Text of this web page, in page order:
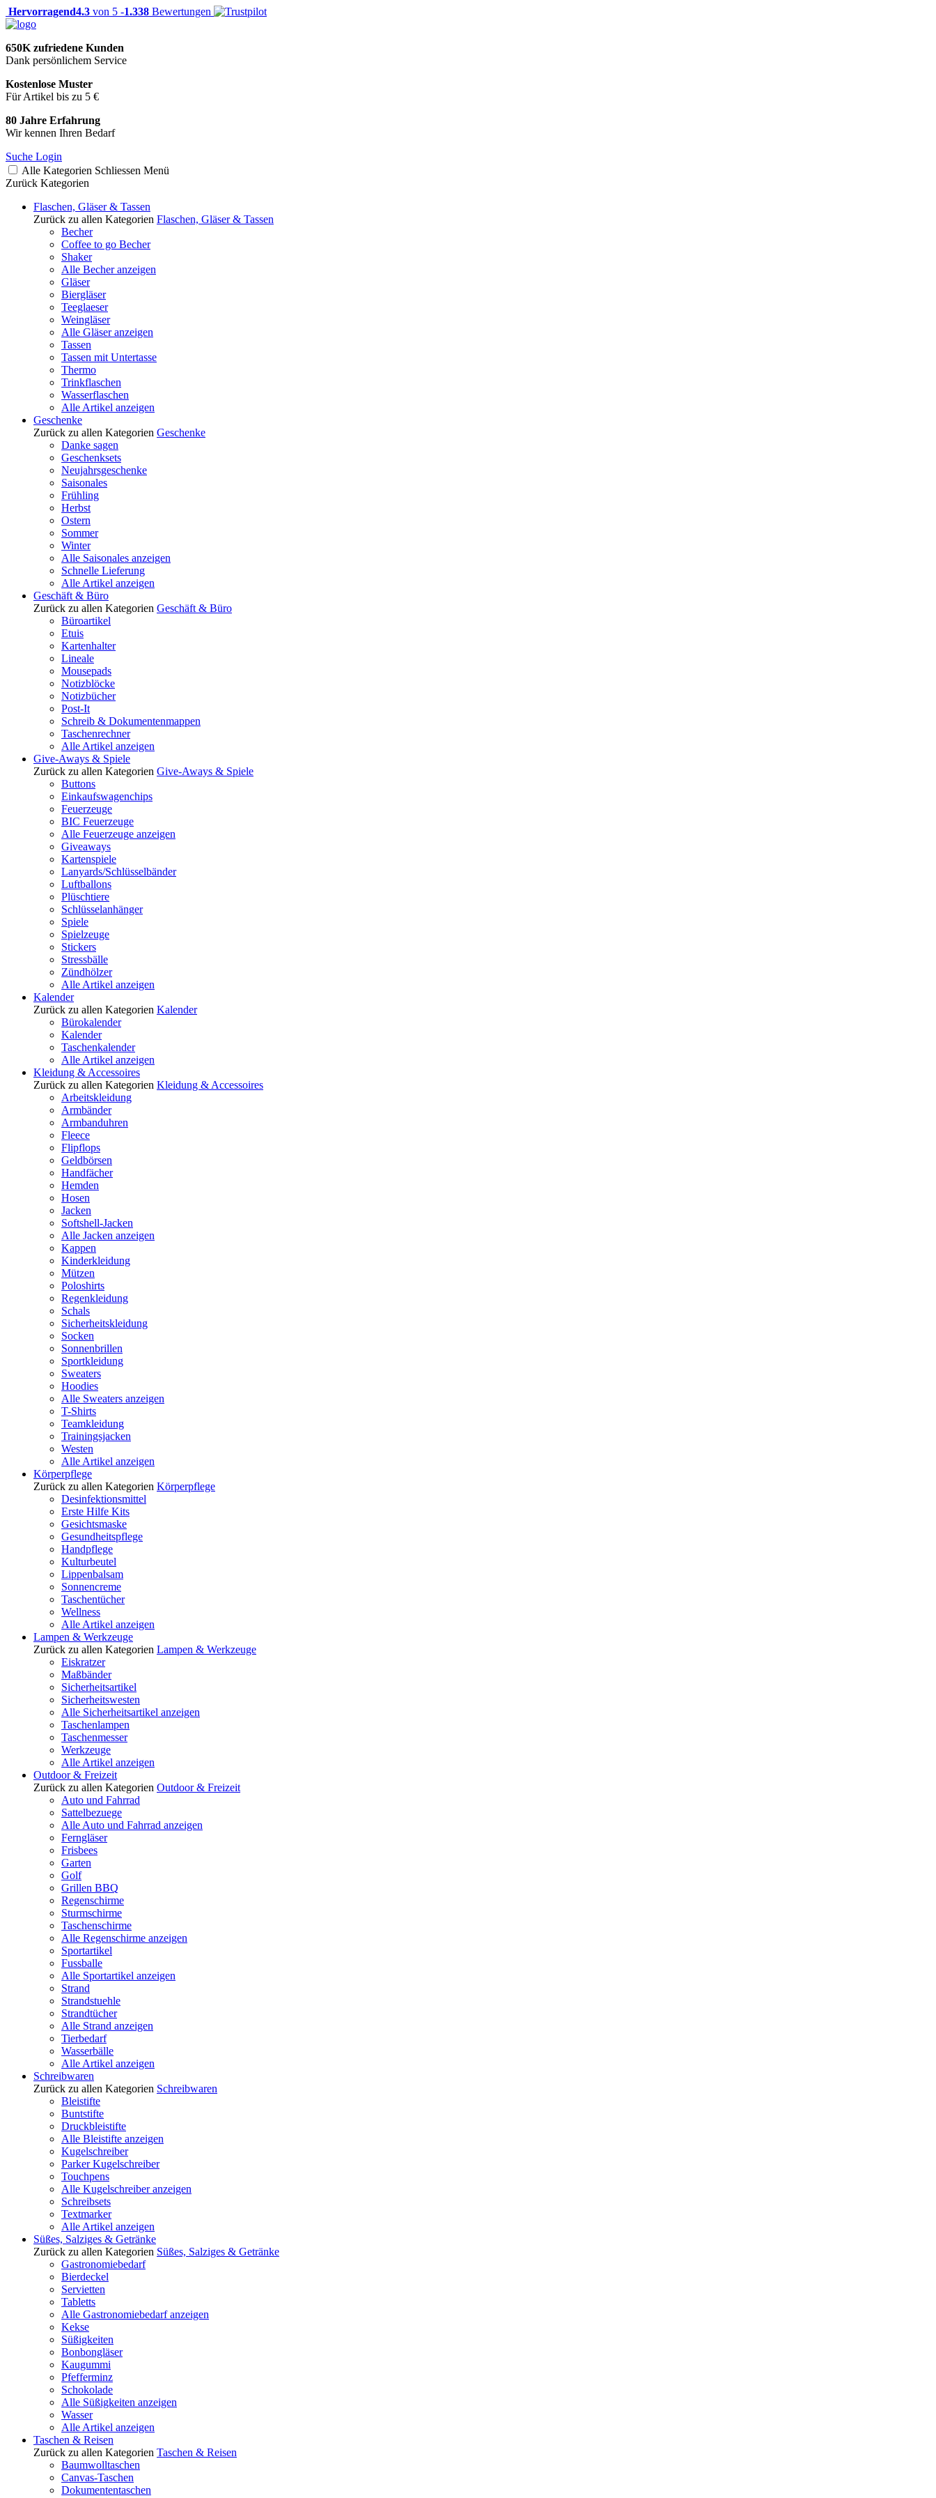
Hervorragend4.3 von 5 -1.338 Bewertungen
650K zufriedene Kunden
Dank persönlichem Service
Kostenlose Muster
Für Artikel bis zu 5 €
80 Jahre Erfahrung
Wir kennen Ihren Bedarf
Suche Login
Alle Kategorien Schliessen Menü
Zurück Kategorien
Flaschen, Gläser & Tassen
Zurück zu allen Kategorien Flaschen, Gläser & Tassen
Becher
Coffee to go Becher
Shaker
Alle Becher anzeigen
Gläser
Biergläser
Teeglaeser
Weingläser
Alle Gläser anzeigen
Tassen
Tassen mit Untertasse
Thermo
Trinkflaschen
Wasserflaschen
Alle Artikel anzeigen
Geschenke
Zurück zu allen Kategorien Geschenke
Danke sagen
Geschenksets
Neujahrsgeschenke
Saisonales
Frühling
Herbst
Ostern
Sommer
Winter
Alle Saisonales anzeigen
Schnelle Lieferung
Alle Artikel anzeigen
Geschäft & Büro
Zurück zu allen Kategorien Geschäft & Büro
Büroartikel
Etuis
Kartenhalter
Lineale
Mousepads
Notizblöcke
Notizbücher
Post-It
Schreib & Dokumentenmappen
Taschenrechner
Alle Artikel anzeigen
Give-Aways & Spiele
Zurück zu allen Kategorien Give-Aways & Spiele
Buttons
Einkaufswagenchips
Feuerzeuge
BIC Feuerzeuge
Alle Feuerzeuge anzeigen
Giveaways
Kartenspiele
Lanyards/Schlüsselbänder
Luftballons
Plüschtiere
Schlüsselanhänger
Spiele
Spielzeuge
Stickers
Stressbälle
Zündhölzer
Alle Artikel anzeigen
Kalender
Zurück zu allen Kategorien Kalender
Bürokalender
Kalender
Taschenkalender
Alle Artikel anzeigen
Kleidung & Accessoires
Zurück zu allen Kategorien Kleidung & Accessoires
Arbeitskleidung
Armbänder
Armbanduhren
Fleece
Flipflops
Geldbörsen
Handfächer
Hemden
Hosen
Jacken
Softshell-Jacken
Alle Jacken anzeigen
Kappen
Kinderkleidung
Mützen
Poloshirts
Regenkleidung
Schals
Sicherheitskleidung
Socken
Sonnenbrillen
Sportkleidung
Sweaters
Hoodies
Alle Sweaters anzeigen
T-Shirts
Teamkleidung
Trainingsjacken
Westen
Alle Artikel anzeigen
Körperpflege
Zurück zu allen Kategorien Körperpflege
Desinfektionsmittel
Erste Hilfe Kits
Gesichtsmaske
Gesundheitspflege
Handpflege
Kulturbeutel
Lippenbalsam
Sonnencreme
Taschentücher
Wellness
Alle Artikel anzeigen
Lampen & Werkzeuge
Zurück zu allen Kategorien Lampen & Werkzeuge
Eiskratzer
Maßbänder
Sicherheitsartikel
Sicherheitswesten
Alle Sicherheitsartikel anzeigen
Taschenlampen
Taschenmesser
Werkzeuge
Alle Artikel anzeigen
Outdoor & Freizeit
Zurück zu allen Kategorien Outdoor & Freizeit
Auto und Fahrrad
Sattelbezuege
Alle Auto und Fahrrad anzeigen
Ferngläser
Frisbees
Garten
Golf
Grillen BBQ
Regenschirme
Sturmschirme
Taschenschirme
Alle Regenschirme anzeigen
Sportartikel
Fussballe
Alle Sportartikel anzeigen
Strand
Strandstuehle
Strandtücher
Alle Strand anzeigen
Tierbedarf
Wasserbälle
Alle Artikel anzeigen
Schreibwaren
Zurück zu allen Kategorien Schreibwaren
Bleistifte
Buntstifte
Druckbleistifte
Alle Bleistifte anzeigen
Kugelschreiber
Parker Kugelschreiber
Touchpens
Alle Kugelschreiber anzeigen
Schreibsets
Textmarker
Alle Artikel anzeigen
Süßes, Salziges & Getränke
Zurück zu allen Kategorien Süßes, Salziges & Getränke
Gastronomiebedarf
Bierdeckel
Servietten
Tabletts
Alle Gastronomiebedarf anzeigen
Kekse
Süßigkeiten
Bonbongläser
Kaugummi
Pfefferminz
Schokolade
Alle Süßigkeiten anzeigen
Wasser
Alle Artikel anzeigen
Taschen & Reisen
Zurück zu allen Kategorien Taschen & Reisen
Baumwolltaschen
Canvas-Taschen
Dokumententaschen